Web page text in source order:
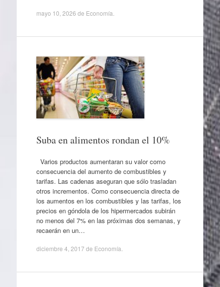
mayo 10, 2026 de Economía
Suba en alimentos rondan el 10%
Varios productos aumentaran su valor como
consecuencia del aumento de combustibles y
tarifas. Las cadenas aseguran que sólo trasladan
otros incrementos. Como consecuencia directa de
los aumentos en los combustibles y las tarifas, los
precios en góndola de los hipermercados subirán
no menos del 7% en las próximas dos semanas, y
recaerán en un…
diciembre 4, 2017 de Economía